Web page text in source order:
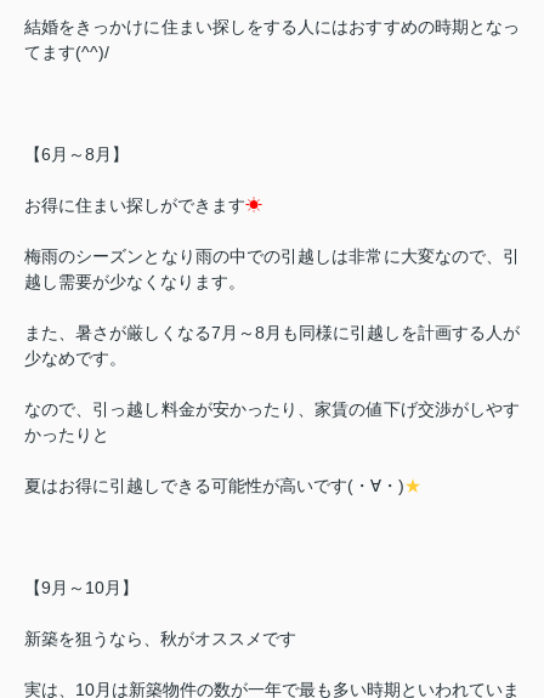
結婚をきっかけに住まい探しをする人にはおすすめの時期となっ
てます(^^)/
【6 月～8 月】
お得に住まい探しができます☀
梅雨のシーズンとなり雨の中での引越しは非常に大変なので、引
越し需要が少なくなります。
また、暑さが厳しくなる7 月～8 月も同様に引越しを計画する人が
少なめです。
なので、引っ越し料金が安かったり、家賃の値下げ交渉がしやす
かったりと
夏はお得に引越しできる可能性が高いです(・∀・)★
【9 月～ 10月】
新築を狙うなら、秋がオススメです
実は、 10月は新築物件の数が一年で最も多い時期といわれていま